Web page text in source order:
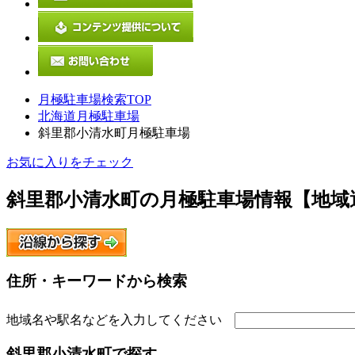
月極駐車場検索TOP
北海道月極駐車場
斜里郡小清水町月極駐車場
お気に入りをチェック
斜里郡小清水町の月極駐車場情報【地域
住所・キーワードから検索
地域名や駅名などを入力してください